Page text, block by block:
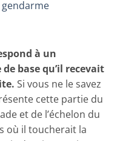
à un
base qu’il recevait
Si vous ne le savez
cette partie du
et de l’échelon du
où il toucherait la